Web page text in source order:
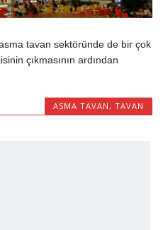
tavan sektöründe de bir çok
çıkmasının ardından
ASMA TAVAN, TAVAN